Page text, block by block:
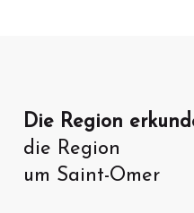
Die Region
die Region
um Saint-Omer